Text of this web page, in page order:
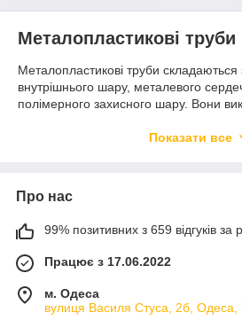
Металопластикові труби
Металопластикові труби складаються
внутрішнього шару, металевого
полімерного захисного шару. Вони
труби поєднують в собі міцність
експлуатації.
Металопластикові фітинги
матеріалу і використовуються для
з'єднання трубопроводу і дозволяють
або модернізацію системи без
Показати все
Про нас
99% позитивних з 659 відгуків за
Працює з 17.06.2022
м. Одеса
вулиця Василя Стуса, 2б, Одеса,